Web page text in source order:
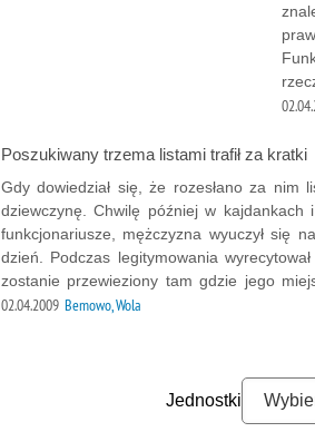
Poszukiwany trzema listami trafił za kratki
Gdy dowiedział się, że rozesłano za nim
dziewczynę. Chwilę później w
funkcjonariusze, mężczyzna wyuczył się
dzień. Podczas legitymowania
zostanie przewieziony tam gdzie jego
02.04.2009 Bemowo, Wola
Jednostki